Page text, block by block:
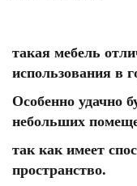
такая мебель
использования в
Особенно удачно
небольших
так как имеет
пространство.